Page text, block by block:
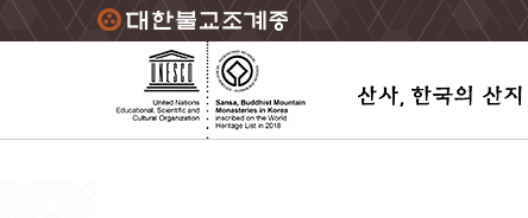
주요메뉴 바로가기
본문 바로가기
하단메뉴 바로가기